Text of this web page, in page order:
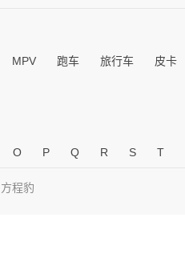
MPV 跑车 旅行车 皮卡
O P Q R S T
方程豹